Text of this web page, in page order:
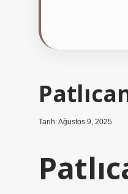
Tarih: Ağustos 9, 2025